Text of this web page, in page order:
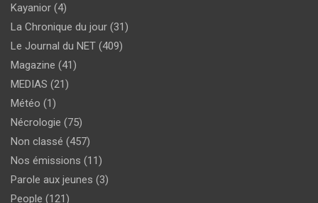
Kayanior (4)
La Chronique du jour (31)
Le Journal du NET (409)
Magazine (41)
MEDIAS (21)
Météo (1)
Nécrologie (75)
Non classé (457)
Nos émissions (11)
Parole aux jeunes (3)
People (121)